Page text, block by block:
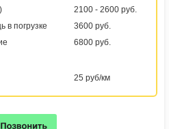
2100 - 2600 руб.
погрузке
3600 руб.
6800 руб.
25 руб/км